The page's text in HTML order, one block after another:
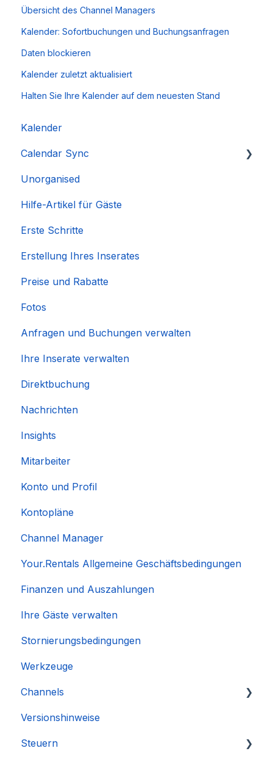
Übersicht des Channel Managers
Kalender: Sofortbuchungen und Buchungsanfragen
Daten blockieren
Kalender zuletzt aktualisiert
Halten Sie Ihre Kalender auf dem neuesten Stand
Kalender
Calendar Sync
Importieren beliebter Kalender
Unorganised
Hilfe-Artikel für Gäste
Erste Schritte
Erstellung Ihres Inserates
Preise und Rabatte
Fotos
Anfragen und Buchungen verwalten
Ihre Inserate verwalten
Direktbuchung
Nachrichten
Insights
Mitarbeiter
Konto und Profil
Kontopläne
Channel Manager
Your.Rentals Allgemeine Geschäftsbedingungen
Finanzen und Auszahlungen
Ihre Gäste verwalten
Stornierungsbedingungen
Werkzeuge
Channels
Integration des Accounts
Versionshinweise
Steuern